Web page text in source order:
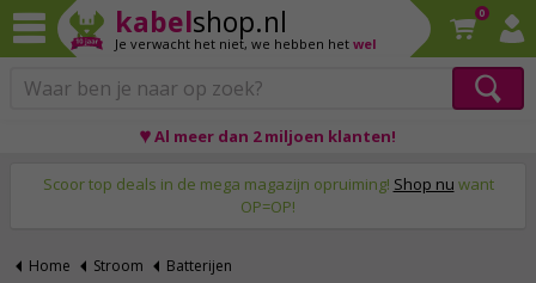
kabelshop.nl
Je verwacht het niet, we hebben het wel
0
♥ Al meer dan 2 miljoen klanten!
Scoor top deals in de mega magazijn opruiming! Shop nu want
OP=OP!
Home Stroom Batterijen